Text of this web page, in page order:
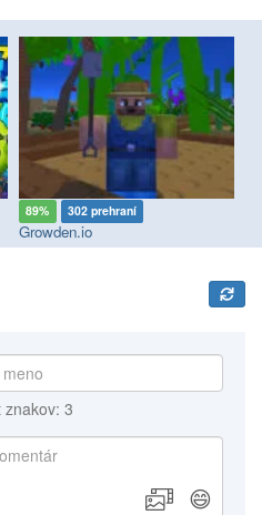
89% 302 prehraní
Growden.io
znakov: 3
😄